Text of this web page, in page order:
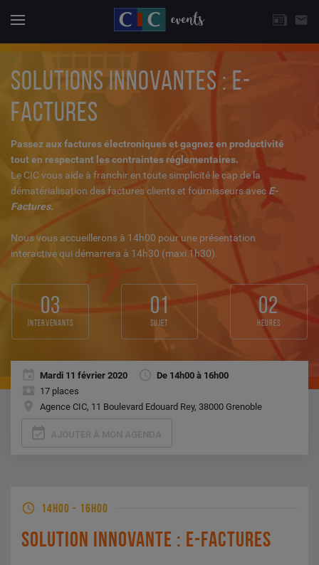
email
CHOISISSEZ UNE THÉMATIQUE
SOLUTIONS INNOVANTES : E-
FACTURES
Passez aux factures électroniques et gagnez en productivité
tout en respectant les contraintes réglementaires.
Le CIC vous aide à franchir en toute simplicité le cap de la
dématérialisation des factures clients et fournisseurs avec E-
Factures.
Nous vous accueillerons à 14h00 pour une présentation
interactive qui démarrera à 14h30 (maxi 1h30).
03
intervenants
01
sujet
02
heures
Mardi 11 février 2020
De 14h00 à 16h00
17 places
Agence CIC, 11 Boulevard Edouard Rey, 38000 Grenoble
14H00 - 16H00
SOLUTION INNOVANTE : E-FACTURES